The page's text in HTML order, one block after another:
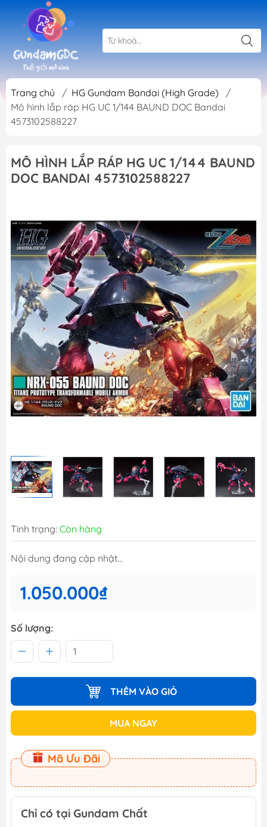
Trang chủ / HG Gundam Bandai (High Grade)
/
Mô hình lắp ráp HG UC 1/144 BAUND DOC Bandai
4573102588227
MÔ HÌNH LẮP RÁP HG UC 1/144 BAUND
DOC BANDAI 4573102588227
Tình trạng: Còn hàng
Nội dung đang cập nhật...
1.050.000₫
Số lượng:
THÊM VÀO GIỎ
MUA NGAY
Mã Ưu Đãi
Chỉ có tại Gundam Chất